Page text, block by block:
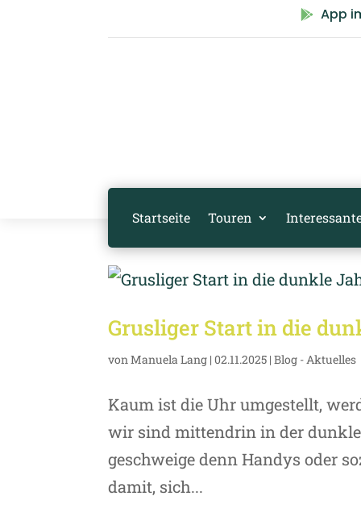
 App
Startseite Touren
Grusliger Start in die
vonManuela Lang |02.11.2025 |Blog - Aktuelles
Kaum ist die Uhr umgestellt,
wir sind mittendrin in der
geschweige denn Handys oder
damit, sich...